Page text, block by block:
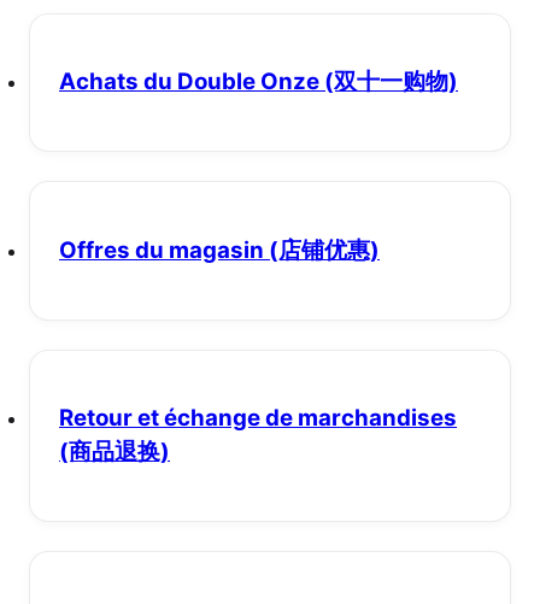
Achats du Double Onze (双十一购物)
Offres du magasin (店铺优惠)
Retour et échange de marchandises
(商品退换)